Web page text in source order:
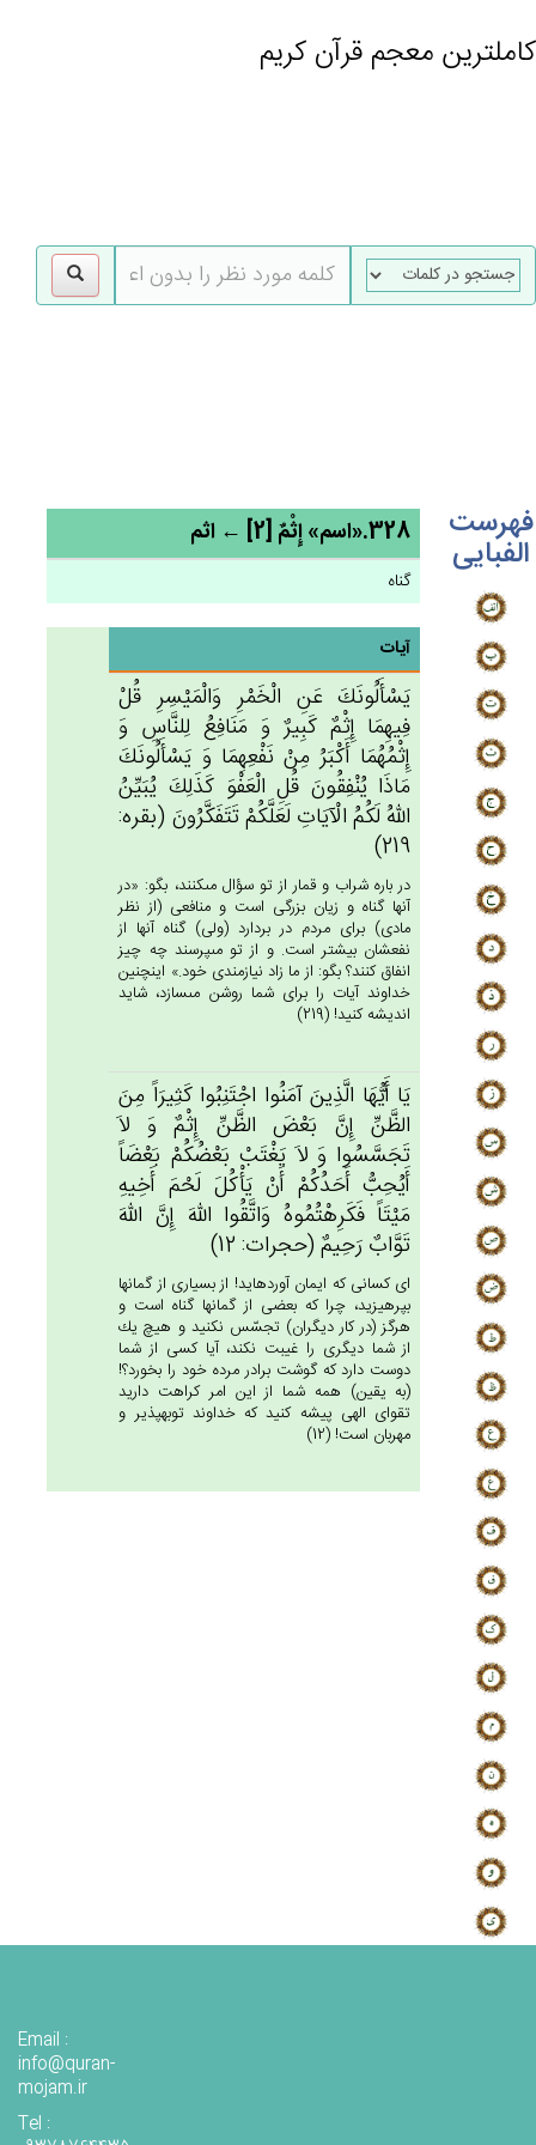
کاملترین معجم قرآن کریم
فهرست
الفبایی 328.«اسم» إِثْم‌ٌ [2] ← اثم
گناه
آیات
يَسْأَلُونَك‌َ عَن‌ِ الْخَمْرِ وَالْمَيْسِرِ قُل‌ْ
فِيهِمَا إِثْم‌ٌ كَبِيرٌ وَ مَنَافِع‌ُ لِلنَّاس‌ِ وَ
إِثْمُهُمَا أَكْبَرُ مِنْ‌ نَفْعِهِمَا وَ يَسْأَلُونَك‌َ
مَاذَا يُنْفِقُون‌َ قُل‌ِ الْعَفْوَ كَذَلِك‌َ يُبَيِّن‌ُ
الله‌ُ لَكُم‌ُ الْآيَات‌ِ لَعَلَّكُم‌ْ تَتَفَكَّرُون‌َ (بقره:
219)
در باره شراب و قمار از تو سؤال مى‏كنند، بگو: «در
آنها گناه و زيان بزرگى است و منافعى (از نظر
مادى) براى مردم در بردارد (ولى) گناه آنها از
نفعشان بيشتر است. و از تو مى‏پرسند چه چيز
انفاق كنند؟ بگو: از ما زاد نيازمندى خود.» اينچنين
خداوند آيات را براى شما روشن مى‏سازد، شايد
انديشه كنيد! (219)
يَا أَيُّهَا الَّذِين‌َ آمَنُوا اجْتَنِبُوا كَثِيرَاً مِن‌َ
الظَّن‌ِّ إِن‌َّ بَعْض‌َ الظَّن‌ِّ إِثْم‌ٌ وَ لاَ
تَجَسَّسُوا وَ لاَ يَغْتَبْ‌ بَعْضُكُمْ‌ بَعْضَاً
أَيُحِبُّ أَحَدُكُم‌ْ أَنْ‌ يَأْكُل‌َ لَحْم‌َ أَخِيه‌ِ
مَيْتَاً فَكَرِهْتُمُوه‌ُ وَاتَّقُوا الله‌َ إِن‌َّ الله‌َ
تَوَّاب‌ٌ رَحِيم‌ٌ (حجرات: 12)
اى كسانى كه ايمان آورده‏ايد! از بسيارى از گمانها
بپرهيزيد، چرا كه بعضى از گمانها گناه است و
هرگز (در كار ديگران) تجسّس نكنيد و هيچ يك
از شما ديگرى را غيبت نكند، آيا كسى از شما
دوست دارد كه گوشت برادر مرده خود را بخورد؟!
(به يقين) همه شما از اين امر كراهت داريد
تقواى الهى پيشه كنيد كه خداوند توبه‏پذير و
مهربان است! (12)
Email :
info@quran-
mojam.ir
Tel :